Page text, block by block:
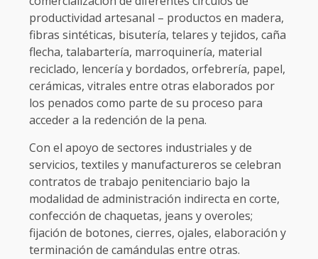
productividad artesanal – productos en madera,
fibras sintéticas, bisutería, telares y tejidos, caña
flecha, talabartería, marroquinería, material
reciclado, lencería y bordados, orfebrería, papel,
cerámicas, vitrales entre otras elaborados por
los penados como parte de su proceso para
acceder a la redención de la pena.
Con el apoyo de sectores industriales y de
servicios, textiles y manufactureros se celebran
contratos de trabajo penitenciario bajo la
modalidad de administración indirecta en corte,
confección de chaquetas, jeans y overoles;
fijación de botones, cierres, ojales, elaboración y
terminación de camándulas entre otras.